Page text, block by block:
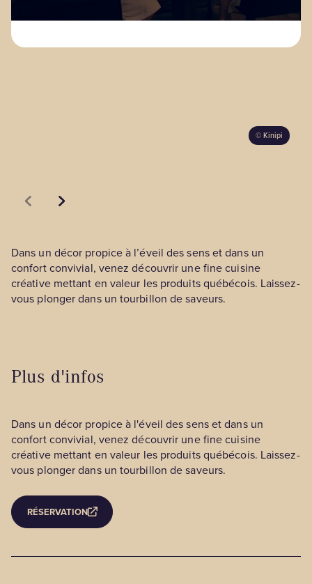
©Kinipi
Dans un décor propice à l’éveil des sens et dans un
confort convivial, venez découvrir une fine cuisine
créative mettant en valeur les produits québécois. Laissez-
vous plonger dans un tourbillon de saveurs.
Plus d'infos
Dans un décor propice à l'éveil des sens et dans un
confort convivial, venez découvrir une fine cuisine
créative mettant en valeur les produits québécois. Laissez-
vous plonger dans un tourbillon de saveurs.
RÉSERVATION